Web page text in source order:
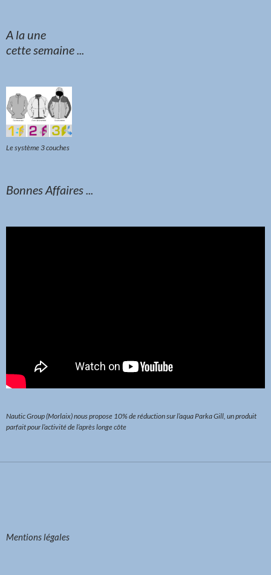
A la une
cette semaine ...
Le système 3 couches
Bonnes Affaires ...
Nautic Group(Morlaix) nous propose 10% de réduction sur l’aqua Parka Gill, un produit
parfait pour l’activité de l’après longe côte
Mentions légales